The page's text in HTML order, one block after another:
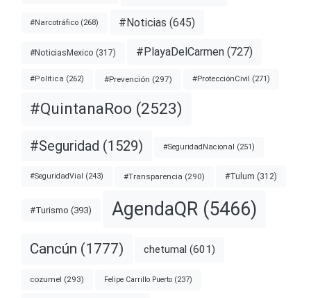
#Narcotráfico (268) #Noticias (645)
#NoticiasMexico (317) #PlayaDelCarmen (727)
#Política (262) #Prevención (297) #ProtecciónCivil (271)
#QuintanaRoo (2523)
#Seguridad (1529) #SeguridadNacional (251)
#SeguridadVial (243) #Transparencia (290) #Tulum (312)
#Turismo (393) AgendaQR (5466)
Cancún (1777) chetumal (601)
cozumel (293) Felipe Carrillo Puerto (237)